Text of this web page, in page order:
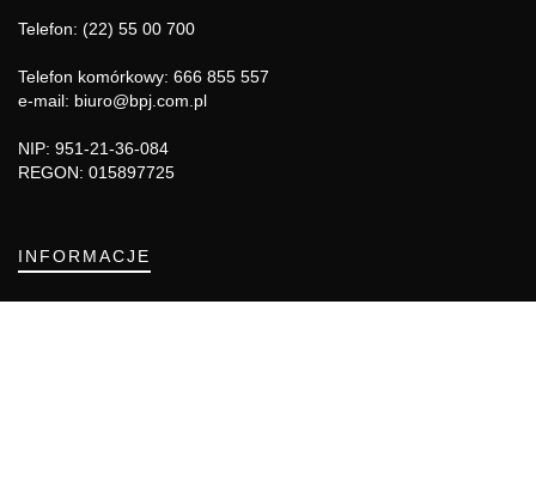
Telefon: (22) 55 00 700
Telefon komórkowy: 666 855 557
e-mail: biuro@bpj.com.pl
NIP: 951-21-36-084
REGON: 015897725
INFORMACJE